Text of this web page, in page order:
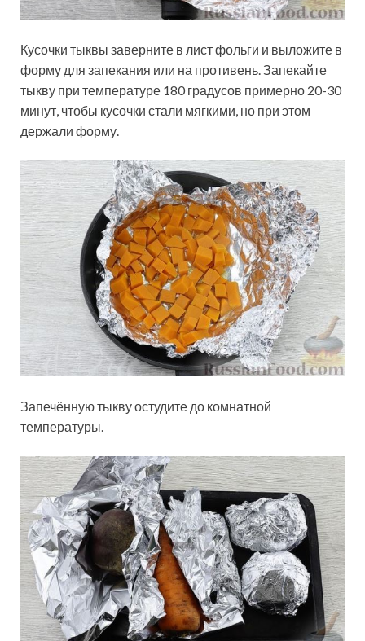
Кусочки тыквы заверните в лист фольги и выложите в
форму для запекания или на противень. Запекайте
тыкву при температуре 180 градусов примерно 20-30
минут, чтобы кусочки стали мягкими, но при этом
держали форму.
Запечённую тыкву остудите до комнатной
температуры.